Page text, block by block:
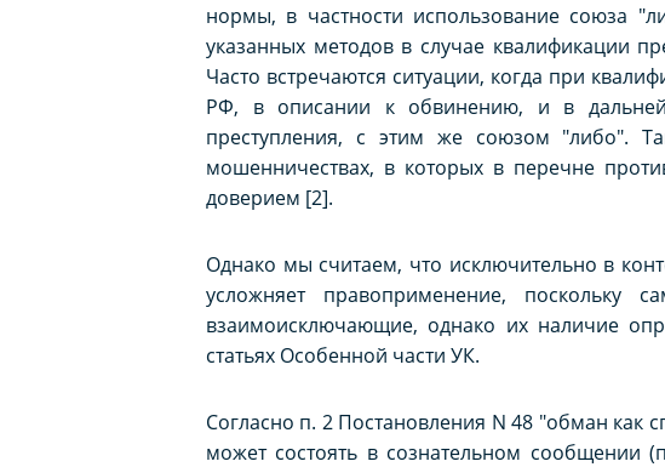
нормы, в частности использование союза
указанных методов в случае квалификации
Часто встречаются ситуации, когда при
РФ, в описании к обвинению, и в
преступления, с этим же союзом "либо".
мошенничествах, в которых в перечне
доверием [2].
Однако мы считаем, что исключительно в
усложняет правоприменение, поскольку
взаимоисключающие, однако их наличие
статьях Особенной части УК.
Согласно п. 2 Постановления N 48 "обман
может состоять в сознательном сообщении